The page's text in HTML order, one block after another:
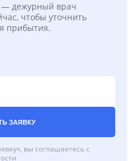
— дежурный врач
чтобы уточнить
прибытия.
ЗАЯВКУ
вы соглашаетесь с